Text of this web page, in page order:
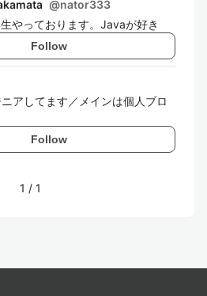
@nator333
やっております。Javaが好き
Follow
アしてます／メインは個人ブロ
Follow
1 / 1